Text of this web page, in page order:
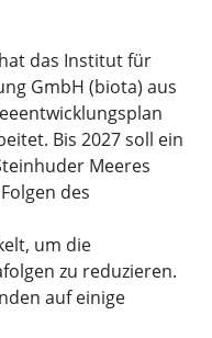
das Institut für
GmbH (biota) aus
Bis 2027 soll ein
Meeres
des
um die
zu reduzieren.
auf einige